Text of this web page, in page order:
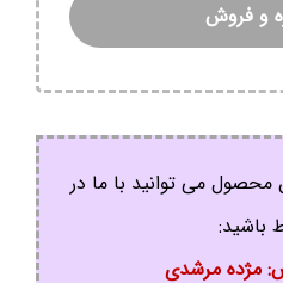
و فروش
می توانید با ما در
باشید:
مژده مرشدی